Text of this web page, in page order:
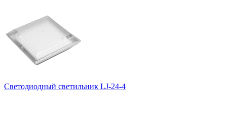
Светодиодный светильник LJ-24-4